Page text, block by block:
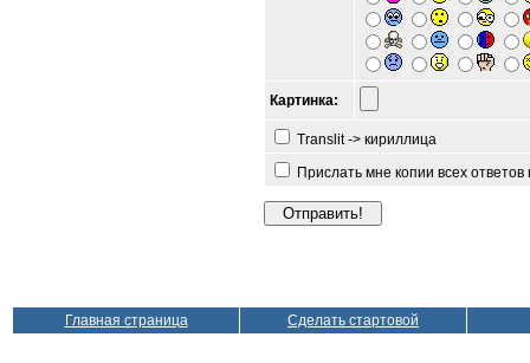
Картинка:
Translit -> кириллица
Прислать мне копии всех
Главная страница Сделать стартовой